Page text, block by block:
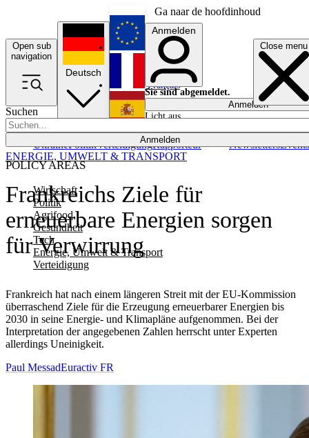
Ga naar de hoofdinhoud
Open sub
navigation
Close menu
Suchen
Anmelden
POLICY AREAS
Wirtschaft
Politik
Agrifood
Gesundheit
Tech
Energie, Umwelt & Transport
Verteidigung
UkrainePolitikVerteidigungRapporteur NewslettersEvents
Deutsch
English
Français
Anmelden
Sie sind abgemeldet.
Anmelden
Licht aus
Frankreichs Ziele für
erneuerbare Energien sorgen
für Verwirrung
Frankreich hat nach einem längeren Streit mit der EU-Kommission
überraschend Ziele für die Erzeugung erneuerbarer Energien bis
2030 in seine Energie- und Klimapläne aufgenommen. Bei der
Interpretation der angegebenen Zahlen herrscht unter Experten
allerdings Uneinigkeit.
ENERGIE, UMWELT & TRANSPORT
Paul MessadEuractiv FR